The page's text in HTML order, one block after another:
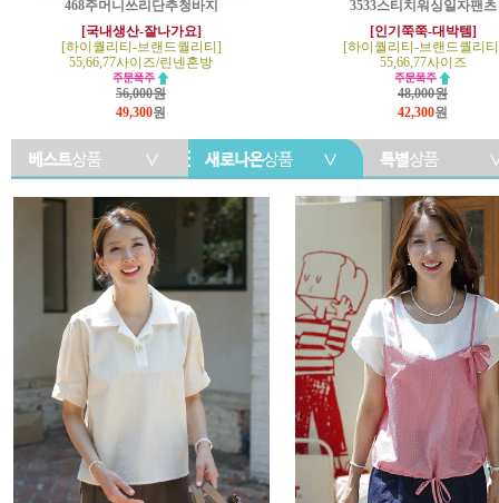
468주머니쓰리단추청바지
[국내생산-잘나가요]
[하이퀄리티-브랜드퀄리티]
55,66,77사이즈/린넨혼방
56,000원
49,300원
3533스티치워싱일자팬츠
[인기쭉쭉-대박템]
[하이퀄리티-브랜드퀄리
55,66,77사이즈
48,000원
42,300원